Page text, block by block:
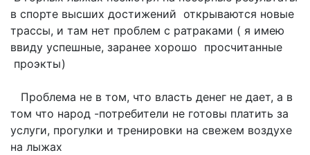
в спорте высших достижений открываются новые
трассы, и там нет проблем с ратраками ( я имею
ввиду успешные, заранее хорошо просчитанные
проэкты)
Проблема не в том, что власть денег не дает, а в
том что народ -потребители не готовы платить за
услуги, прогулки и тренировки на свежем воздухе
на лыжах